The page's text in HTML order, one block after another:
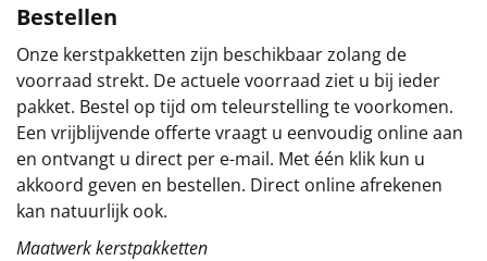
Particulier
Kerstgeschenken 2026
Relatiegeschenken
Cadeaubon
Bestellen
Onze kerstpakketten zijn beschikbaar zolang de
voorraad strekt. De actuele voorraad ziet u bij ieder
pakket. Bestel op tijd om teleurstelling te voorkomen.
Een vrijblijvende offerte vraagt u eenvoudig online aan
en ontvangt u direct per e-mail. Met één klik kun u
akkoord geven en bestellen. Direct online afrekenen
kan natuurlijk ook.
Maatwerk kerstpakketten